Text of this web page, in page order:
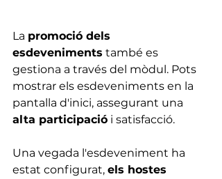
La promoció dels
esdeveniments també es
gestiona a través del mòdul. Pots
mostrar els esdeveniments en la
pantalla d'inici, assegurant una
alta participació i satisfacció.
Una vegada l'esdeveniment ha
estat configurat, els hostes